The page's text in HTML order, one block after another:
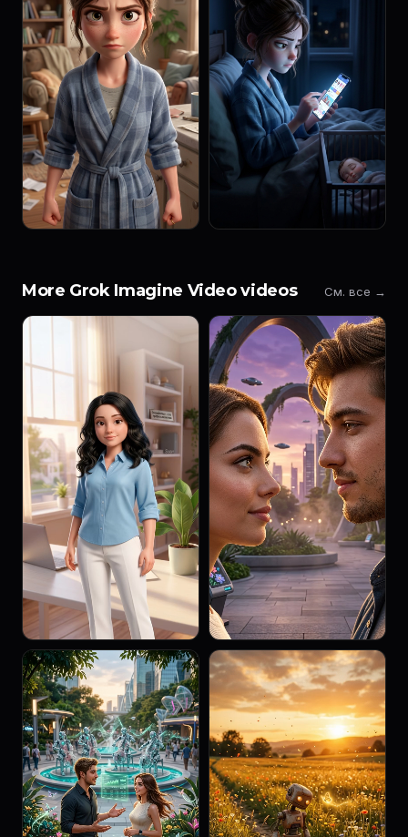
More Grok Imagine Video videos См. все →